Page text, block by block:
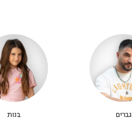
גברים בנות